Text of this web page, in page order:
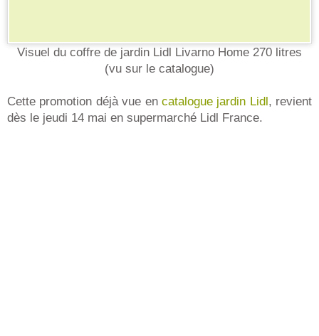
Visuel du coffre de jardin Lidl Livarno Home 270 litres
(vu sur le catalogue)
Cette promotion déjà vue en catalogue jardin Lidl, revient
dès le jeudi 14 mai en supermarché Lidl France.